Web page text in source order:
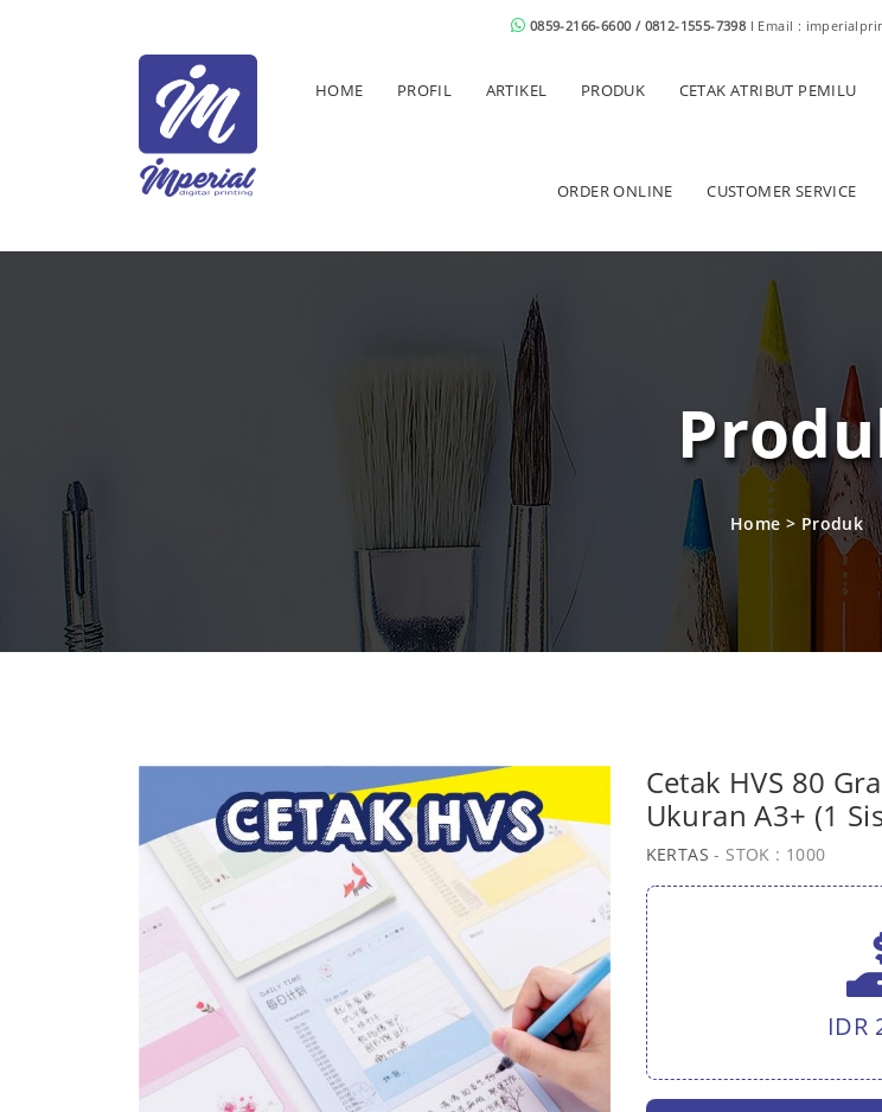
0859-2166-6600 / 0812-1555-7398 I Email :
HOME PROFIL ARTIKEL PRODUK CETAK ATRIBUT PEMILU
ORDER ONLINE CUSTOMER SERVICE
Home > Produk
Cetak HVS 80
Ukuran A3+ (1
KERTAS - STOK : 1000
IDR